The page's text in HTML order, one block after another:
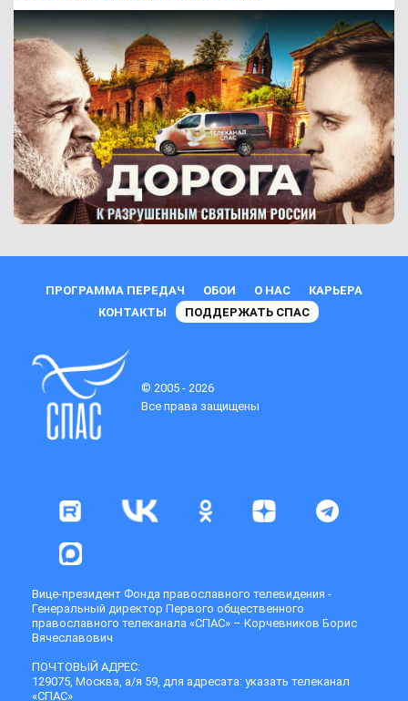
ПРОГРАММА ПЕРЕДАЧ ОБОИ О НАС
КАРЬЕРА
КОНТАКТЫ
ПОДДЕРЖАТЬ СПАС
© 2005 - 2026
Все права защищены
Вице-президент Фонда православного телевидения -
Генеральный директор Первого общественного
православного телеканала «СПАС» – Корчевников Борис
Вячеславович
ПОЧТОВЫЙ АДРЕС:
129075, Москва, а/я 59, для адресата: указать телеканал
«СПАС»